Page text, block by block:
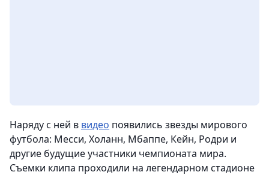
Наряду с ней в видео появились звезды мирового
футбола: Месси, Холанн, Мбаппе, Кейн, Родри и
другие будущие участники чемпионата мира.
Съемки клипа проходили на легендарном стадионе